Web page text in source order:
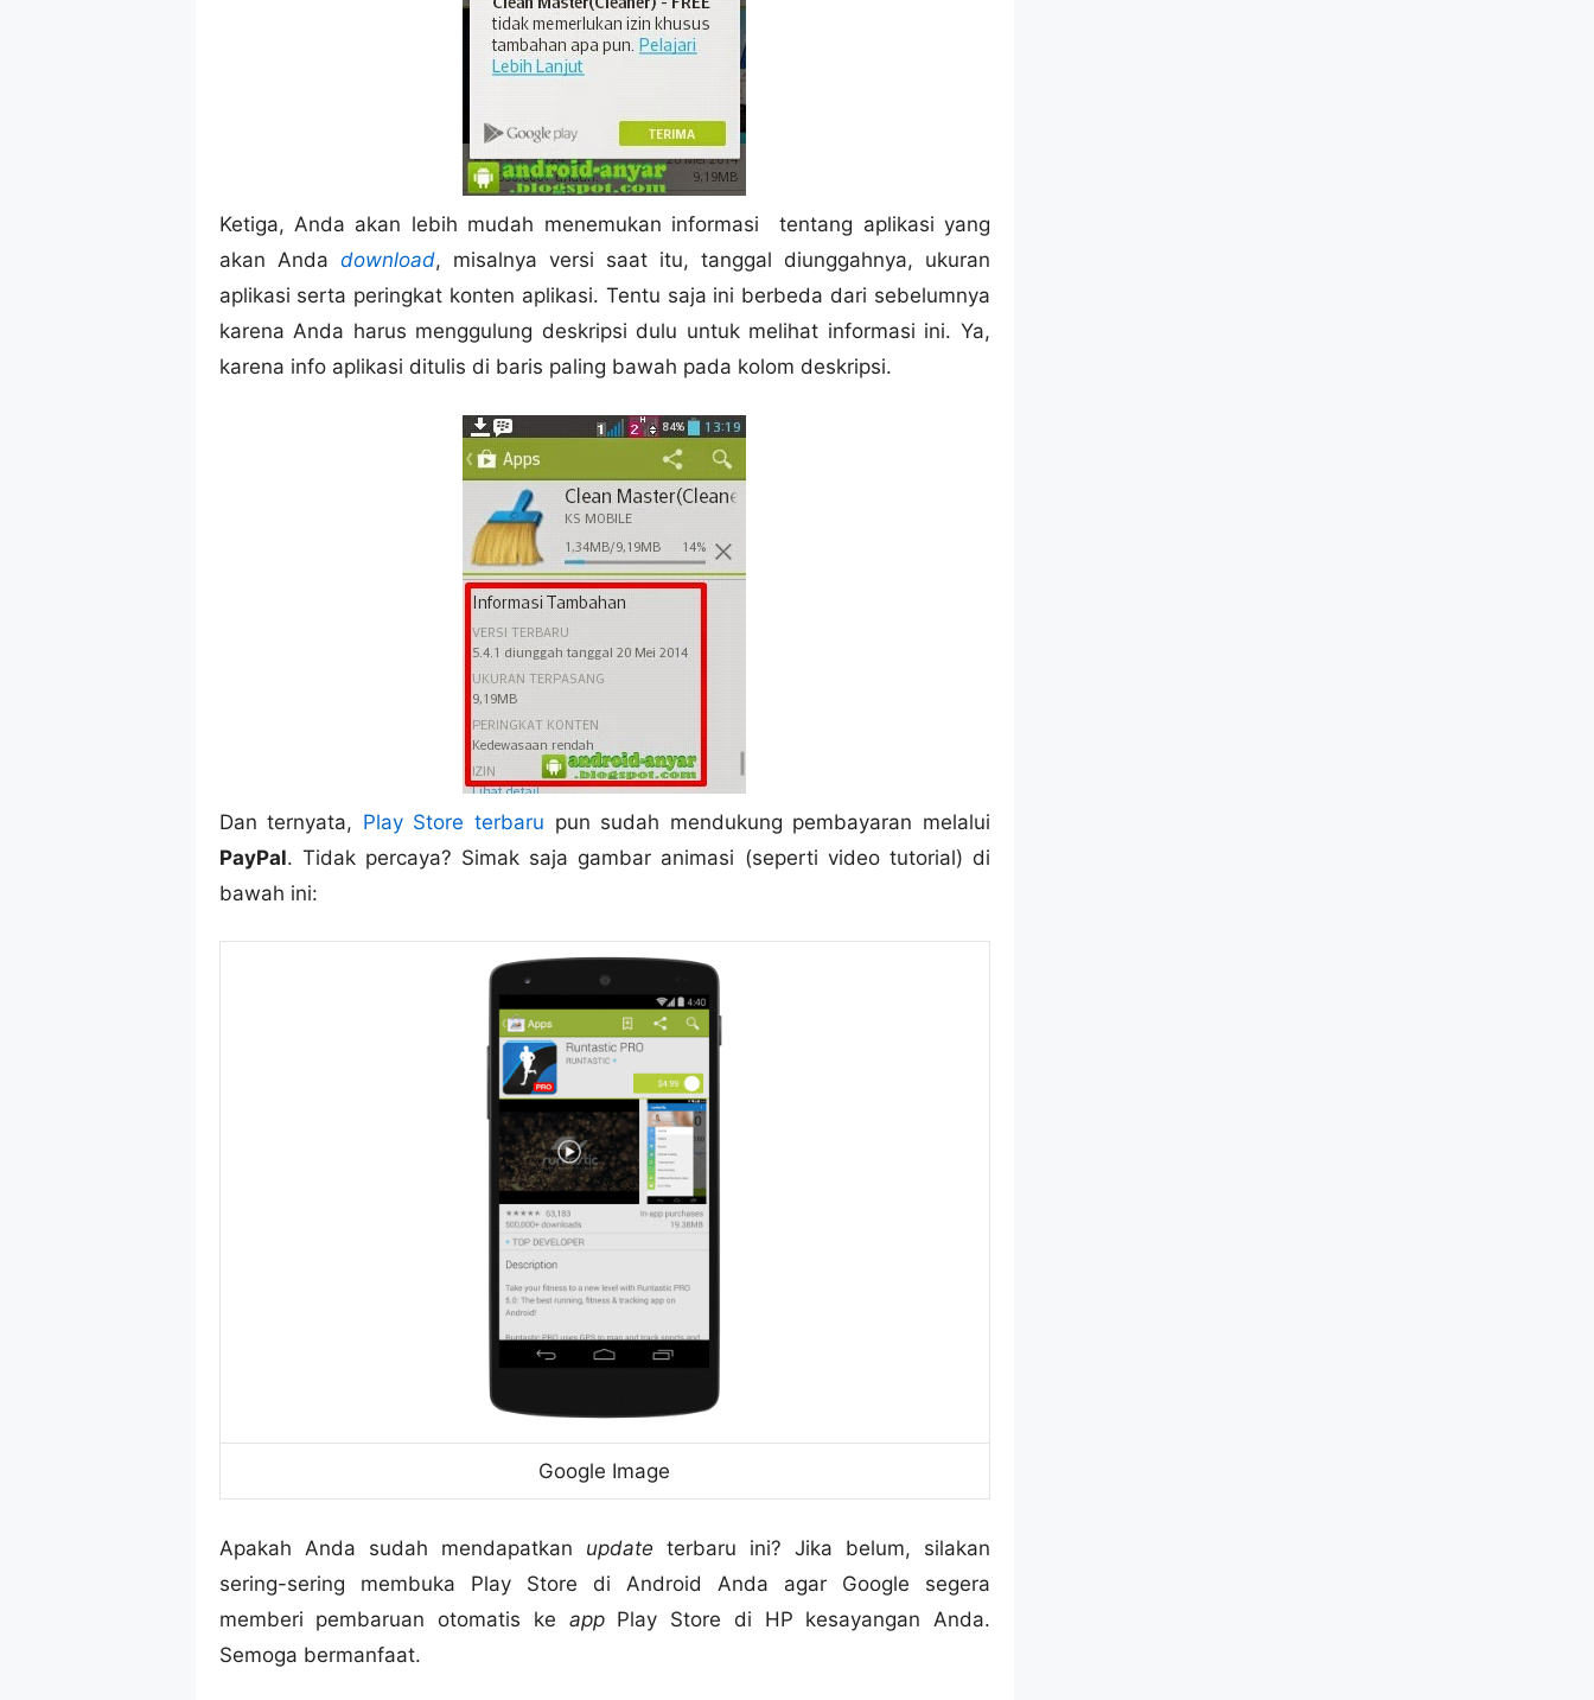
Ketiga, Anda akan lebih mudah menemukan informasi tentang aplikasi yang
akan Anda download, misalnya versi saat itu, tanggal diunggahnya, ukuran
aplikasi serta peringkat konten aplikasi. Tentu saja ini berbeda dari sebelumnya
karena Anda harus menggulung deskripsi dulu untuk melihat informasi ini. Ya,
karena info aplikasi ditulis di baris paling bawah pada kolom deskripsi.
Dan ternyata, Play Store terbaru pun sudah mendukung pembayaran melalui
PayPal. Tidak percaya? Simak saja gambar animasi (seperti video tutorial) di
bawah ini:
Google Image
Apakah Anda sudah mendapatkan update terbaru ini? Jika belum, silakan
sering-sering membuka Play Store di Android Anda agar Google segera
memberi pembaruan otomatis ke appPlay Store di HP kesayangan Anda.
Semoga bermanfaat.